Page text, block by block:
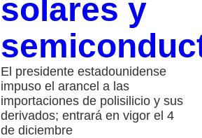
solares y
El presidente estadounidense
impuso el arancel a las
importaciones de polisilicio y sus
derivados; entrará en vigor el 4
de diciembre